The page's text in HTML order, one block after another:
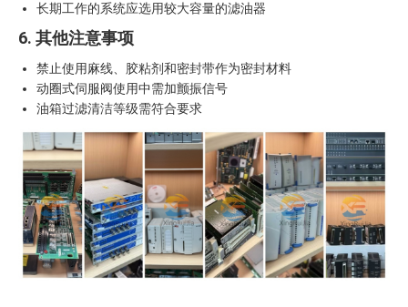
长期工作的系统应选用较大容量的滤油器
6. 其他注意事项
禁止使用麻线、胶粘剂和密封带作为密封材料
动圈式伺服阀使用中需加颤振信号
油箱过滤清洁等级需符合要求